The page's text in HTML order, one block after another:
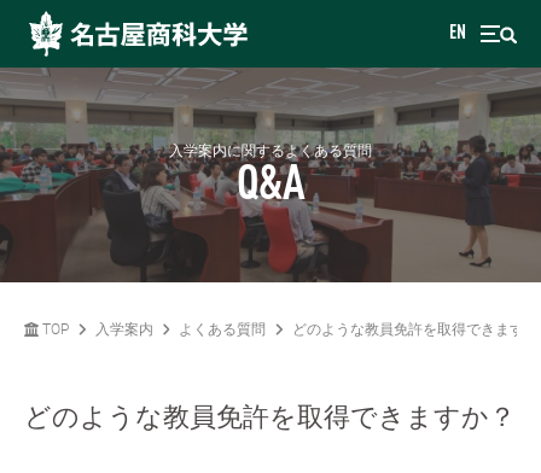
EN
入学案内に関するよくある質問
Q&A
TOP 入学案内 よくある質問 どのような教員免許を取得できますか
どのような教員免許を取得できますか？